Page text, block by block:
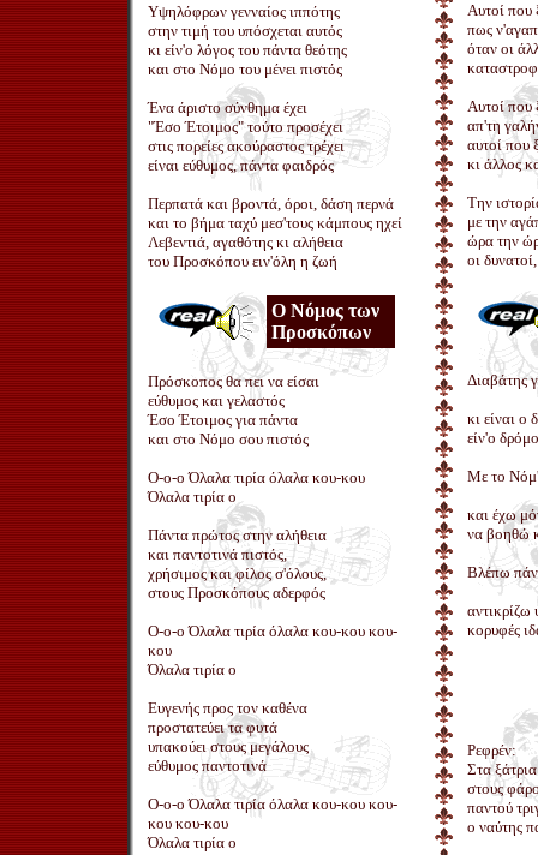
Υψηλόφρων γενναίος ιππότης
στην τιμή του υπόσχεται αυτός
κι είν'ο λόγος του πάντα θεότης
και στο Νόμο του μένει πιστός
Ένα άριστο σύνθημα έχει
"Έσο Έτοιμος" τούτο προσέχει
στις πορείες ακούραστος τρέχει
είναι εύθυμος, πάντα φαιδρός
Περπατά και βροντά, όροι, δάση περνά
και το βήμα ταχύ μεσ'τους κάμπους ηχεί
Λεβεντιά, αγαθότης κι αλήθεια
του Προσκόπου ειν'όλη η ζωή
Ο Νόμος των
Προσκόπων
Πρόσκοπος θα πει να είσαι
εύθυμος και γελαστός
Έσο Έτοιμος για πάντα
και στο Νόμο σου πιστός
Ο-ο-ο Όλαλα τιρία όλαλα κου-κου
Όλαλα τιρία ο
Πάντα πρώτος στην αλήθεια
και παντοτινά πιστός,
χρήσιμος και φίλος σ'όλους,
στους Προσκόπους αδερφός
Ο-ο-ο Όλαλα τιρία όλαλα κου-κου κου-
κου
Όλαλα τιρία ο
Ευγενής προς τον καθένα
προστατεύει τα φυτά
υπακούει στους μεγάλους
εύθυμος παντοτινά
Ο-ο-ο Όλαλα τιρία όλαλα κου-κου κου-
κου κου-κου
Όλαλα τιρία ο
Αυτοί που
πως
όταν οι
Αυτοί που
απ'τη
αυτοί που
κι άλλος
Την
με την
ώρα την
οι
Διαβάτης
κι είναι
είν'ο
Με το
και έχω
να βοηθώ
Βλέπω
αντικρίζω
κορυφές
Ρεφρέν:
Στα
στους
παντού
ο ναύτης